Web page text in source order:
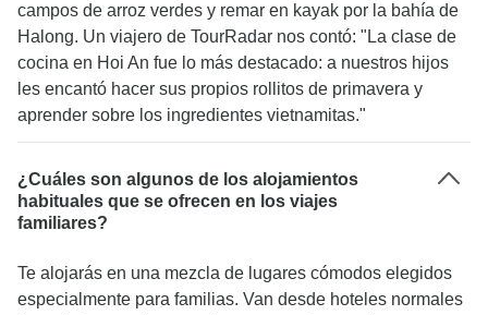
campos de arroz verdes y remar en kayak por la bahía de
Halong. Un viajero de TourRadar nos contó: "La clase de
cocina en Hoi An fue lo más destacado: a nuestros hijos
les encantó hacer sus propios rollitos de primavera y
aprender sobre los ingredientes vietnamitas."
¿Cuáles son algunos de los alojamientos
habituales que se ofrecen en los viajes
familiares?
Te alojarás en una mezcla de lugares cómodos elegidos
especialmente para familias. Van desde hoteles normales